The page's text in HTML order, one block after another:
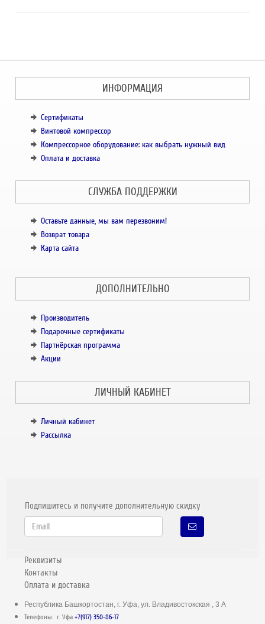
ИНФОРМАЦИЯ
Сертификаты
Винтовой компрессор
Компрессорное оборудование: как выбрать нужный вид
Оплата и доставка
СЛУЖБА ПОДДЕРЖКИ
Оставьте данные, мы вам перезвоним!
Возврат товара
Карта сайта
ДОПОЛНИТЕЛЬНО
Производитель
Подарочные сертификаты
Партнёрская программа
Акции
ЛИЧНЫЙ КАБИНЕТ
Личный кабинет
Рассылка
Подпишитесь и получите дополнительную скидку
Реквизиты
Контакты
Оплата и доставка
Республика Башкортостан, г. Уфа, ул. Владивостокская , 3 А
Телефоны: г. Уфа+7(917) 350-86-17